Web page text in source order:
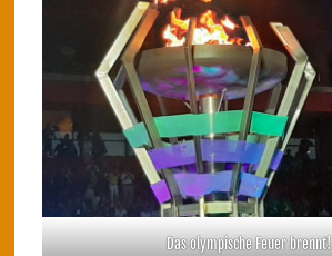
Das olympische Feuer brennt!